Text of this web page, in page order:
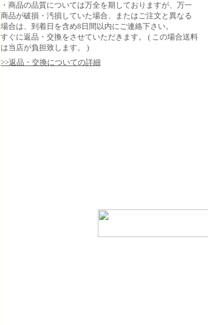
・商品の品質については万全を期しておりますが、万一
商品が破損・汚損していた場合、またはご注文と異なる
場合は、到着日を含め8日間以内にご連絡下さい。
すぐに返品・交換をさせていただきます。 ( この場合送料
は当店が負担致します。 )
>>返品・交換についての詳細